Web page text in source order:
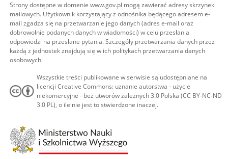
Strony dostępne w domenie www.gov.pl mogą zawierać adresy skrzynek
mailowych. Użytkownik korzystający z odnośnika będącego adresem e-
mail zgadza się na przetwarzanie jego danych (adres e-mail oraz
dobrowolnie podanych danych w wiadomości) w celu przesłania
odpowiedzi na przesłane pytania. Szczegóły przetwarzania danych przez
każdą z jednostek znajdują się w ich politykach przetwarzania danych
osobowych.
Wszystkie treści publikowane w serwisie są udostępniane na
licencji Creative Commons: uznanie autorstwa - użycie
niekomercyjne - bez utworów zależnych 3.0 Polska (CC BY-NC-ND
3.0 PL), o ile nie jest to stwierdzone inaczej.